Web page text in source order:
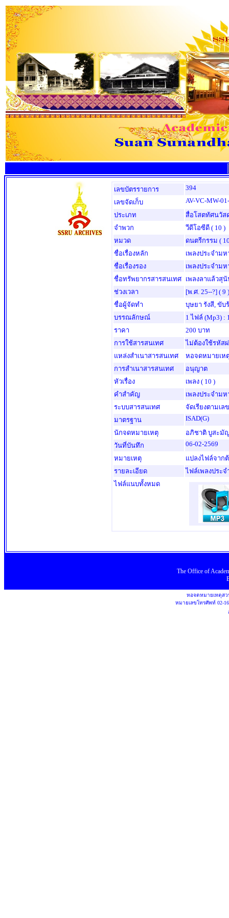
เลขบัตรรายการ
394
เลขจัดเก็บ
AV-VC-MW-
ประเภท
สื่อโสตทัศนวั
จำพวก
วีดีโอซีดี ( 10 )
หมวด
ดนตรีกรรม (
ชื่อเรื่องหลัก
เพลงประจำม
ชื่อเรื่องรอง
เพลงประจำม
ชื่อทรัพยากรสารสนเทศ เพลงลาแล้วสุ
ช่วงเวลา
[พ.ศ. 25--?] ( 9 )
ชื่อผู้จัดทำ
บุษยา รังสี, ขับ
บรรณลักษณ์
1 ไฟล์ (mp3) :
ราคา
200 บาท
การใช้สารสนเทศ
ไม่ต้องใช้รหัส
แหล่งสำเนาสารสนเทศ
หอจดหมายเห
การสำเนาสารสนเทศ
อนุญาต
หัวเรื่อง
เพลง ( 10 )
คำสำคัญ
เพลงประจำม
ระบบสารสนเทศ
จัดเรียงตามเล
มาตรฐาน
ISAD(G)
นักจดหมายเหตุ
อภิชาติ บูสะมั
วันที่บันทึก
06-02-2569
หมายเหตุ
แปลงไฟล์จาก
รายละเอียด
ไฟล์เพลงประ
ไฟล์แนบทั้งหมด
The Officeof
หอจดหมายเหตุส
หมายเลขโทรศัพท์ 02-